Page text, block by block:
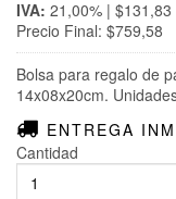
IVA: 21,00% | $131,83
Precio Final: $759,58
Bolsa para regalo de
14x08x20cm.
ENTREGA
Cantidad